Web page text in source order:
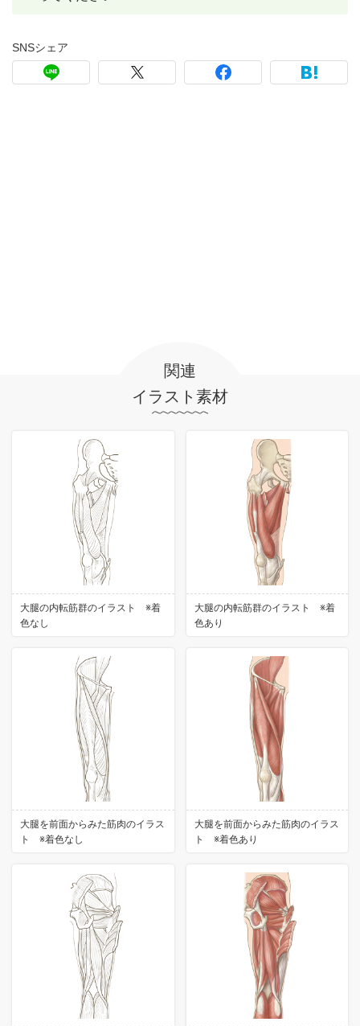
SNSシェア
関連
イラスト素材
大腿の内転筋群のイラスト ※着
色なし
大腿の内転筋群のイラスト ※着
色あり
大腿を前面からみた筋肉のイラス
ト ※着色なし
大腿を前面からみた筋肉のイラス
ト ※着色あり